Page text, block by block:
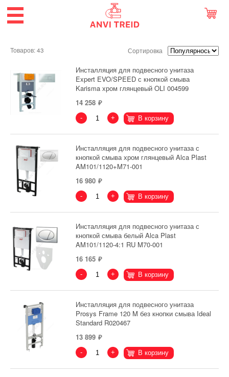
Товаров: 43 Сортировка
Инсталляция для подвесного унитаза
Expert EVO/SPEED с кнопкой смыва
Karisma хром глянцевый OLI 004599
14 258
- + В корзину
Инсталляция для подвесного унитаза с
кнопкой смыва хром глянцевый Alca Plast
AM101/1120+M71-001
16 980
- + В корзину
Инсталляция для подвесного унитаза с
кнопкой смыва белый Alca Plast
AM101/1120-4:1 RU M70-001
16 165
- + В корзину
Инсталляция для подвесного унитаза
Prosys Frame 120 M без кнопки смыва Ideal
Standard R020467
13 899
- + В корзину